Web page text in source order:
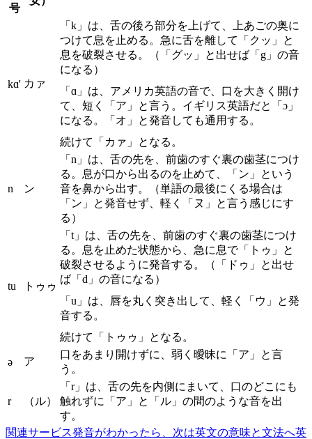
号
kɑ' カァ
「k」は、舌の後ろ部分を上げて、上あごの奥に
つけて息を止める。急に舌を離して「クッ」と
息を破裂させる。（「グッ」と出せば「g」の音
になる）
「ɑ」は、アメリカ英語の音で、口を大きく開け
て、短く「ア」と言う。イギリス英語だと「ɔ」
になる。「オ」と発音しても通用する。
続けて「カァ」となる。
n ン
「n」は、舌の先を、前歯のすぐ裏の歯茎につけ
る。息が口から出るのを止めて、「ン」という
音を鼻から出す。（単語の最後にくる場合は
「ン」と発音せず、軽く「ヌ」と言う感じにす
る）
tu トゥゥ
「t」は、舌の先を、前歯のすぐ裏の歯茎につけ
る。息を止めた状態から、急に息で「トゥ」と
破裂させるように発音する。（「ドゥ」と出せ
ば「d」の音になる）
「u」は、唇を丸く突き出して、軽く「ウ」と発
音する。
続けて「トゥゥ」となる。
ə ア
口をあまり開けずに、弱く曖昧に「ア」と言
う。
r （ル）
「r」は、舌の先を内側にまいて、口のどこにも
触れずに「ア」と「ル」の間のような音を出
す。
関連サービス発音がわかったら、次は英文の意味と文法へ英